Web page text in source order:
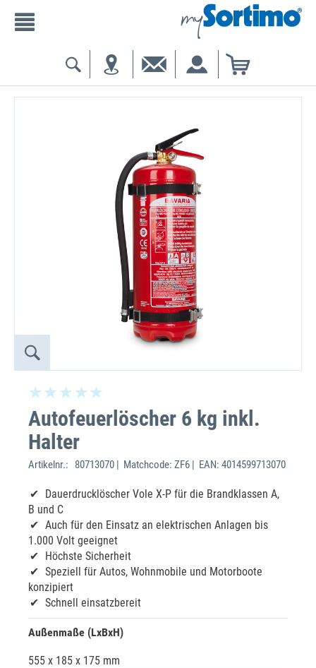
Autofeuerlöscher 6 kg inkl.
Halter
Artikelnr.: 80713070 | Matchcode: ZF6 | EAN: 4014599713070
Dauerdrucklöscher Vole X-P für die Brandklassen A,
B und C
Auch für den Einsatz an elektrischen Anlagen bis
1.000 Volt geeignet
Höchste Sicherheit
Speziell für Autos, Wohnmobile und Motorboote
konzipiert
Schnell einsatzbereit
Außenmaße (LxBxH)
555 x 185 x 175 mm